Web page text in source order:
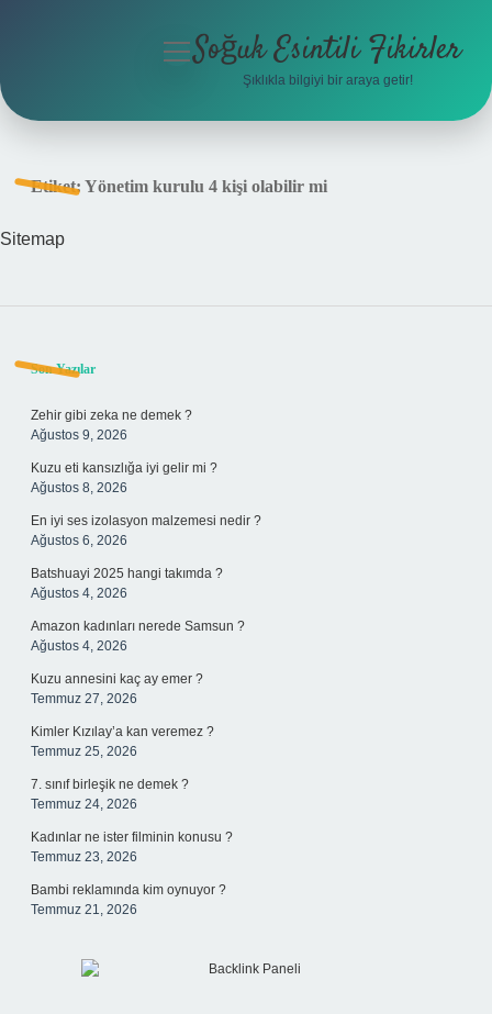
menüyü
Soğuk Esintili Fikirler
Şıklıkla bilgiyi bir araya getir!
Etiket: Yönetim kurulu 4 kişi olabilir mi
Sitemap
Sidebar
Son Yazılar
Zehir gibi zeka ne demek ?
Ağustos 9, 2026
Kuzu eti kansızlığa iyi gelir mi ?
Ağustos 8, 2026
En iyi ses izolasyon malzemesi nedir ?
Ağustos 6, 2026
Batshuayi 2025 hangi takımda ?
Ağustos 4, 2026
Amazon kadınları nerede Samsun ?
Ağustos 4, 2026
Kuzu annesini kaç ay emer ?
Temmuz 27, 2026
Kimler Kızılay’a kan veremez ?
Temmuz 25, 2026
7. sınıf birleşik ne demek ?
Temmuz 24, 2026
Kadınlar ne ister filminin konusu ?
Temmuz 23, 2026
Bambi reklamında kim oynuyor ?
Temmuz 21, 2026